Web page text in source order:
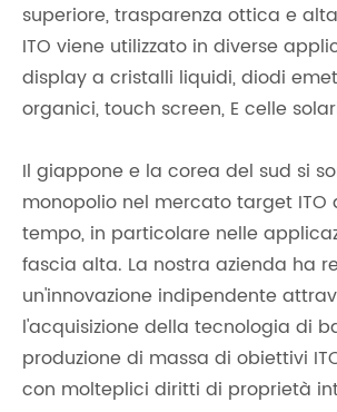
superiore, trasparenza ottica e
ITO viene utilizzato in diverse
display a cristalli liquidi, diodi
organici, touch screen, E celle
Il giappone e la corea del sud si
monopolio nel mercato target ITO
tempo, in particolare nelle
fascia alta. La nostra azienda ha
un'innovazione indipendente
l'acquisizione della tecnologia di
produzione di massa di obiettivi
con molteplici diritti di proprietà